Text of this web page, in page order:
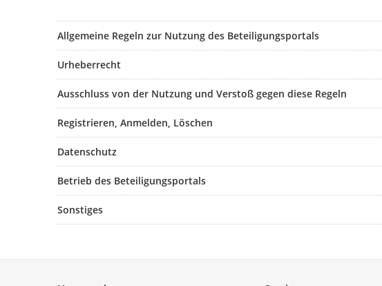
Allgemeine Regeln zur Nutzung des Beteiligungsportals
Urheberrecht
Ausschluss von der Nutzung und Verstoß gegen diese Regeln
Registrieren, Anmelden, Löschen
Datenschutz
Betrieb des Beteiligungsportals
Sonstiges